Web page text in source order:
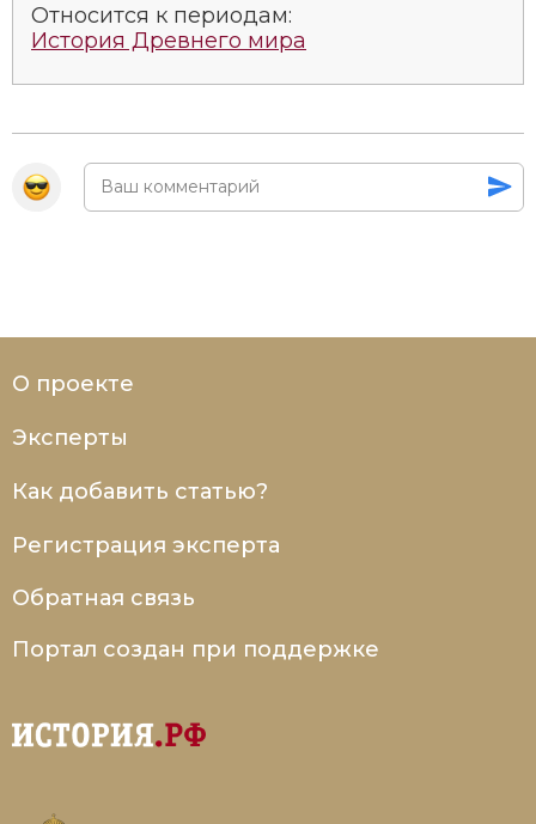
Политическая история
Россия
Относится к периодам:
История Древнего мира
О проекте
Эксперты
Как добавить статью?
Регистрация эксперта
Обратная связь
Портал создан при поддержке